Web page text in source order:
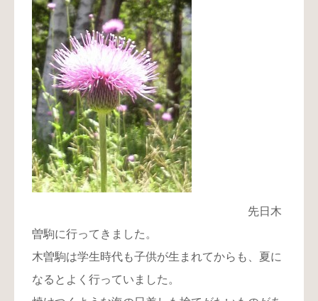
先日木
曽駒に行ってきました。
木曽駒は学生時代も子供が生まれてからも、夏に
なるとよく行っていました。